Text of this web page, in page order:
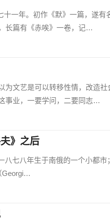
。初作《默》一篇，遂有
长篇有《赤唉》一卷，记…
文艺是可以转移性情，改造社
事业，一要学问，二要同志…
》之后
七八年生于南俄的一个小都市
Georgi…